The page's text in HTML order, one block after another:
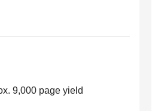
9,000 page yield